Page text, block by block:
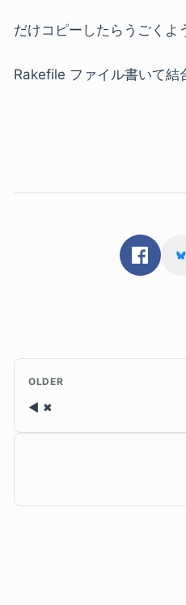
だけコピーしたらうごくよ
Rakefile ファイル書いて結
OLDER
✖